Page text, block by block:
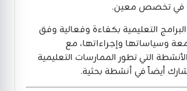
في تخصص معين.
التعليمية بكفاءة وفعالية وفق
وسياساتها وإجراءاتها، مع
التي تطور الممارسات التعليمية
أيضاً في أنشطة بحثية.